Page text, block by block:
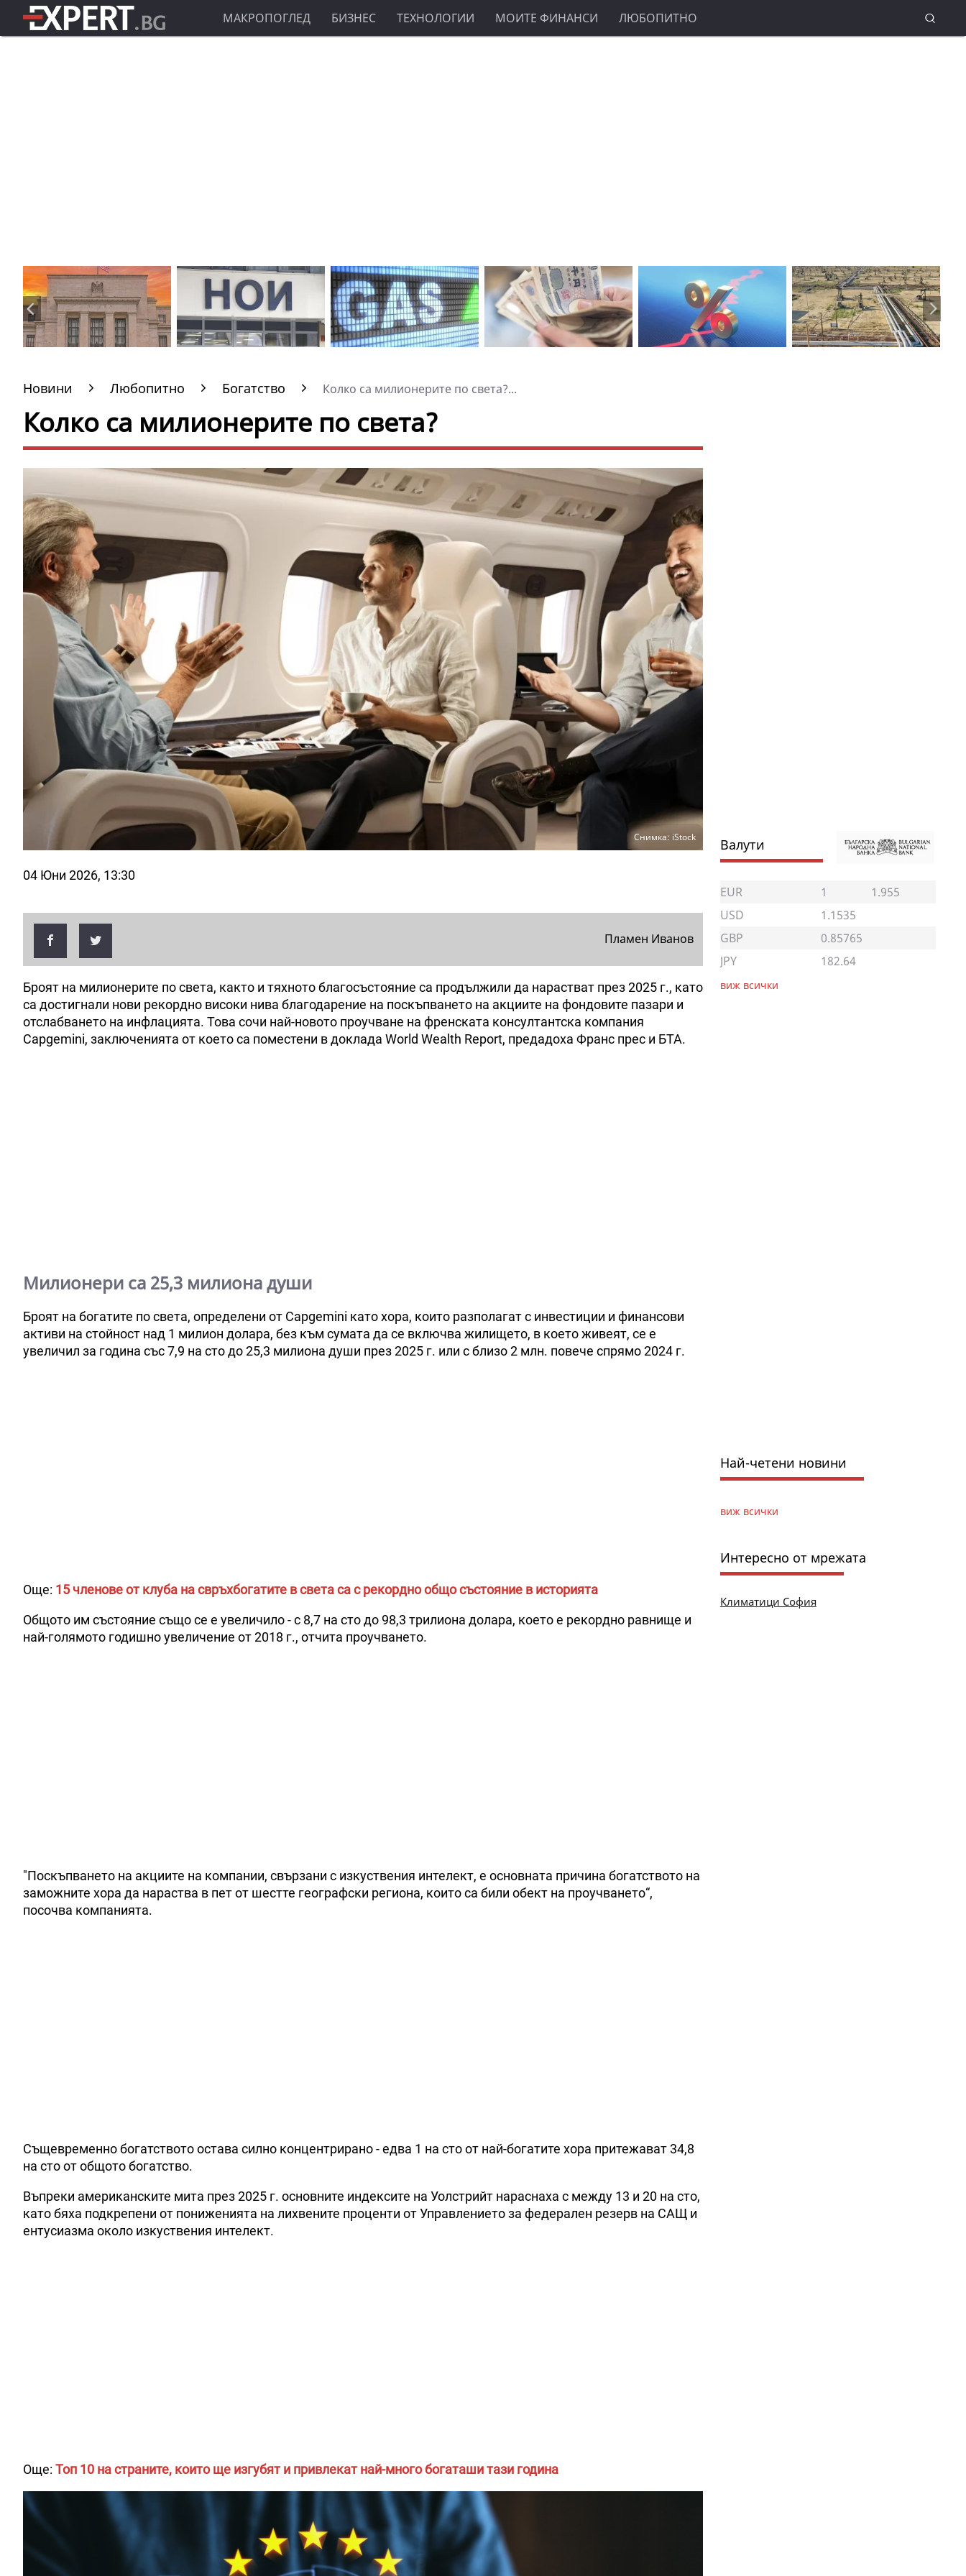
МАКРОПОГЛЕД БИЗНЕС ТЕХНОЛОГИИ МОИТЕ ФИНАНСИ ЛЮБОПИТНО
Новини Любопитно Богатство Колко са милионерите по света?...
Колко са милионерите по света?
Снимка: iStock
04 Юни 2026, 13:30
Пламен Иванов
Броят на милионерите по света, както и тяхното благосъстояние са продължили да нарастват през 2025 г., като
са достигнали нови рекордно високи нива благодарение на поскъпването на акциите на фондовите пазари и
отслабването на инфлацията. Това сочи най-новото проучване на френската консултантска компания
Capgemini, заключенията от което са поместени в доклада World Wealth Report, предадоха Франс прес и БТА.
Милионери са 25,3 милиона души
Броят на богатите по света, определени от Capgemini като хора, които разполагат с инвестиции и финансови
активи на стойност над 1 милион долара, без към сумата да се включва жилището, в което живеят, се е
увеличил за година със 7,9 на сто до 25,3 милиона души през 2025 г. или с близо 2 млн. повече спрямо 2024 г.
Още: 15 членове от клуба на свръхбогатите в света са с рекордно общо състояние в историята
Общото им състояние също се е увеличило - с 8,7 на сто до 98,3 трилиона долара, което е рекордно равнище и
най-голямото годишно увеличение от 2018 г., отчита проучването.
"Поскъпването на акциите на компании, свързани с изкуствения интелект, е основната причина богатството на
заможните хора да нараства в пет от шестте географски региона, които са били обект на проучването“,
посочва компанията.
Същевременно богатството остава силно концентрирано - едва 1 на сто от най-богатите хора притежават 34,8
на сто от общото богатство.
Въпреки американските мита през 2025 г. основните индексите на Уолстрийт нараснаха с между 13 и 20 на сто,
като бяха подкрепени от пониженията на лихвените проценти от Управлението за федерален резерв на САЩ и
ентусиазма около изкуствения интелект.
Още: Топ 10 на страните, които ще изгубят и привлекат най-много богаташи тази година
Валути
EUR 1
1.955
USD
1.1535
GBP
0.85765
JPY
182.64
виж всички
Най-четени новини
виж всички
Интересно от мрежата
Климатици София